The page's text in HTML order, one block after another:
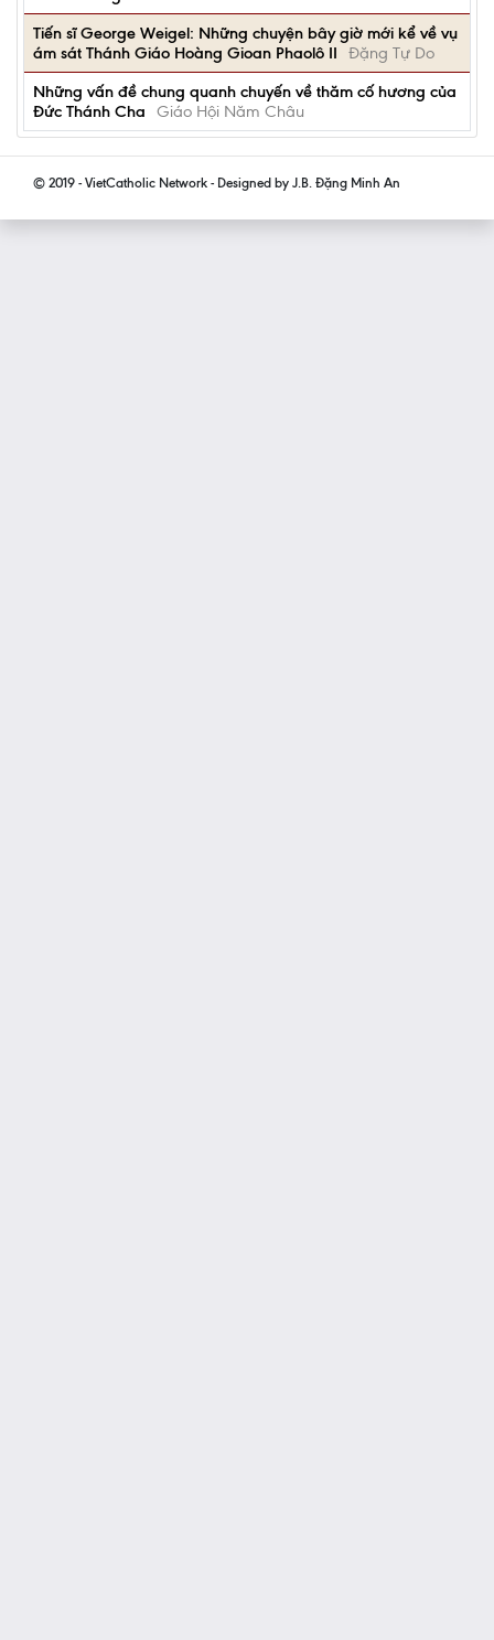
Tiến sĩ George Weigel: Những chuyện bây giờ mới kể về vụ
ám sát Thánh Giáo Hoàng Gioan Phaolô II
Đặng Tự Do
Những vấn đề chung quanh chuyến về thăm cố hương của
Đức Thánh Cha
Giáo Hội Năm Châu
© 2019 - VietCatholic Network - Designed by J.B. Đặng Minh An